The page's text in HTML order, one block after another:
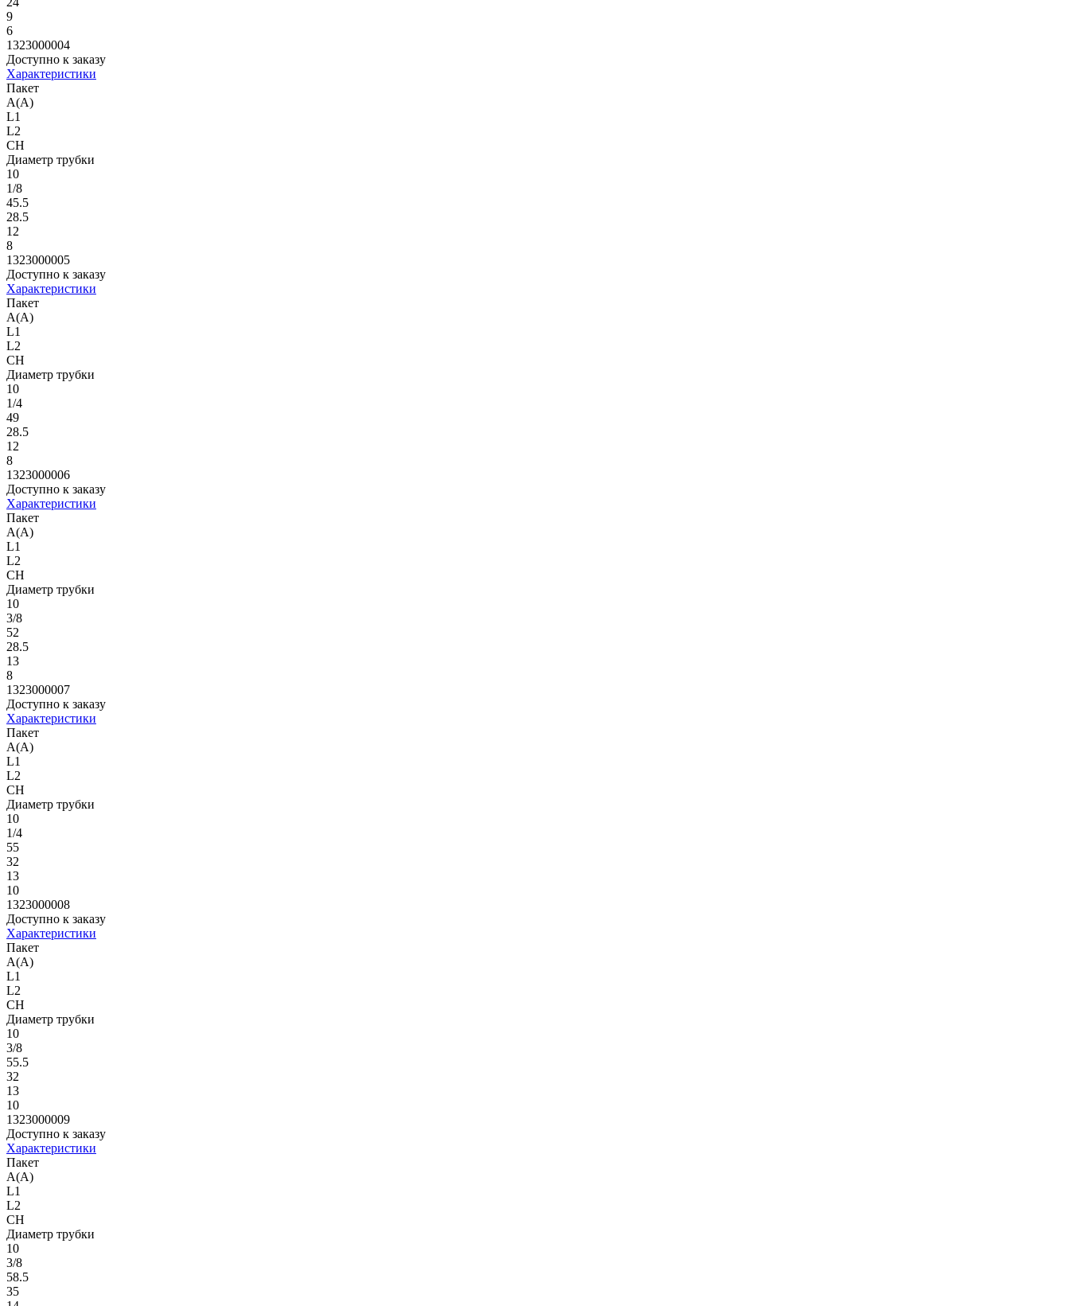
9
6
1323000004
Доступно к заказу
Характеристики
Пакет
A(A)
L1
L2
CH
Диаметр трубки
10
1/8
45.5
28.5
12
8
1323000005
Доступно к заказу
Характеристики
Пакет
A(A)
L1
L2
CH
Диаметр трубки
10
1/4
49
28.5
12
8
1323000006
Доступно к заказу
Характеристики
Пакет
A(A)
L1
L2
CH
Диаметр трубки
10
3/8
52
28.5
13
8
1323000007
Доступно к заказу
Характеристики
Пакет
A(A)
L1
L2
CH
Диаметр трубки
10
1/4
55
32
13
10
1323000008
Доступно к заказу
Характеристики
Пакет
A(A)
L1
L2
CH
Диаметр трубки
10
3/8
55.5
32
13
10
1323000009
Доступно к заказу
Характеристики
Пакет
A(A)
L1
L2
CH
Диаметр трубки
10
3/8
58.5
35